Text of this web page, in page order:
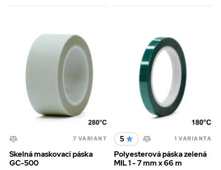
7 VARIANT
Skelná maskovací páska
GC-500
5 1 VARIANTA
Polyesterová páska zelená
MIL 1 - 7 mm x 66 m